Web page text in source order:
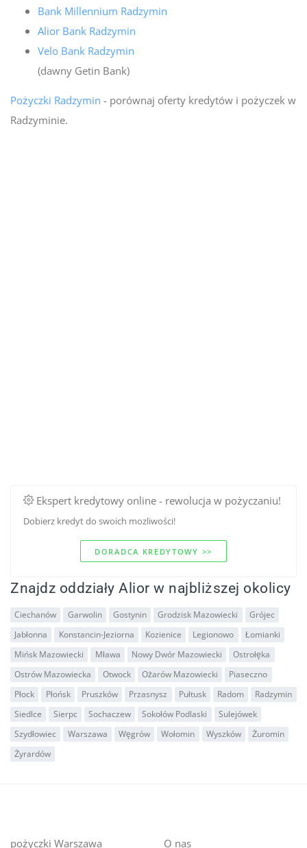
Bank Millennium Radzymin
Alior Bank Radzymin
Velo Bank Radzymin
(dawny Getin Bank)
Pożyczki Radzymin - porównaj oferty kredytów i pożyczek w
Radzyminie.
Ekspert kredytowy online - rewolucja w pożyczaniu!
Dobierz kredyt do swoich mozliwości!
DORADCA KREDYTOWY >>
Znajdz oddziały Alior w najbliższej okolicy
Ciechanów Garwolin Gostynin Grodzisk Mazowiecki
Grójec
Jabłonna
Konstancin-Jeziorna Kozienice Legionowo
Łomianki
Mińsk Mazowiecki
Mława Nowy Dwór Mazowiecki
Ostrołęka
Ostrów Mazowiecka
Otwock Ożarów Mazowiecki
Piaseczno
Płock
Płońsk Pruszków Przasnysz Pułtusk Radom
Radzymin
Siedlce
Sierpc Sochaczew Sokołów Podlaski
Sulejówek
Szydłowiec
Warszawa Węgrów Wołomin Wyszków
Żuromin
Żyrardów
pożyczki Warszawa O nas